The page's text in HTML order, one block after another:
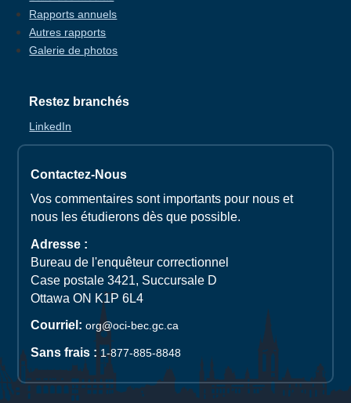
Rapports annuels
Autres rapports
Galerie de photos
Restez branchés
LinkedIn
Contactez-Nous
Vos commentaires sont importants pour nous et
nous les étudierons dès que possible.
Adresse :
Bureau de l'enquêteur correctionnel
Case postale 3421, Succursale D
Ottawa ON K1P 6L4
Courriel:org@oci-bec.gc.ca
Sans frais :1-877-885-8848